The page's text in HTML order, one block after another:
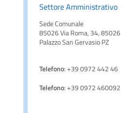
Settore Amministrativo
Sede Comunale
85026 Via Roma, 34, 85026
Palazzo San Gervasio PZ
Telefono: +39 0972 442 46
Telefono: +39 0972 460092